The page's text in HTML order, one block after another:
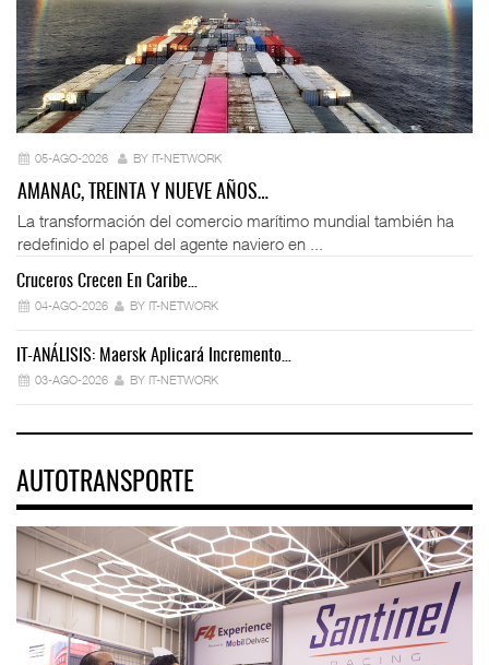
05-AGO-2026 BY IT-NETWORK
AMANAC, TREINTA Y NUEVE AÑOS…
La transformación del comercio marítimo mundial también ha
redefinido el papel del agente naviero en ...
Cruceros Crecen En Caribe…
04-AGO-2026 BY IT-NETWORK
IT-ANÁLISIS: Maersk Aplicará Incremento…
03-AGO-2026 BY IT-NETWORK
AUTOTRANSPORTE